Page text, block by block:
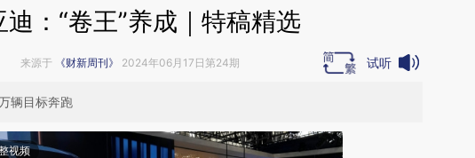
迪：“卷王”养成｜特稿精选
来源于 《财新周刊》 2024年06月17日第24期 试听
辆目标奔跑
视频